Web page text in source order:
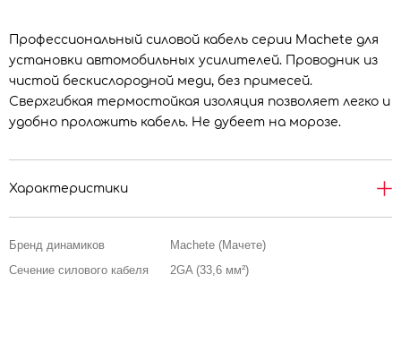
Профессиональный силовой кабель серии Machete для
установки автомобильных усилителей. Проводник из
чистой бескислородной меди, без примесей.
Сверхгибкая термостойкая изоляция позволяет легко и
удобно проложить кабель. Не дубеет на морозе.
Характеристики
Бренд динамиков
Machete (Мачете)
Сечение силового кабеля
2GA (33,6 мм²)